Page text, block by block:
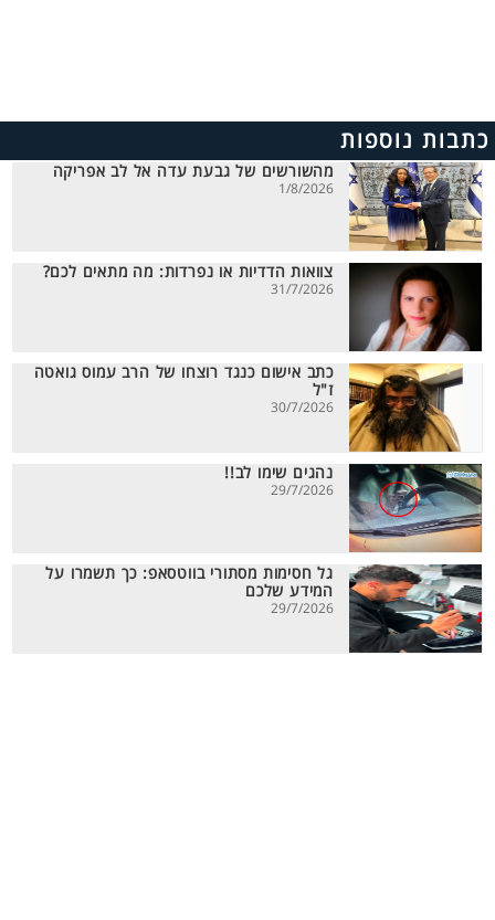
כתבות נוספות
מהשורשים של גבעת עדה אל לב אפריקה
1/8/2026
צוואות הדדיות או נפרדות: מה מתאים לכם?
31/7/2026
כתב אישום כנגד רוצחו של הרב עמוס גואטה
ז"ל
30/7/2026
נהגים שימו לב!!
29/7/2026
גל חסימות מסתורי בווטסאפ: כך תשמרו על
המידע שלכם
29/7/2026